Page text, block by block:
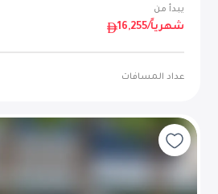
يبدأ من
16,255 /شهرياً
عداد المسافات